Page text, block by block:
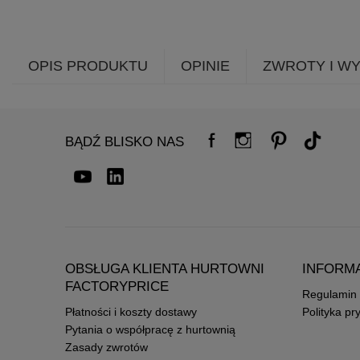
OPIS PRODUKTU OPINIE ZWROTY I
BĄDŹ BLISKO NAS
OBSŁUGA KLIENTA HURTOWNI
FACTORYPRICE
Płatności i koszty dostawy
Pytania o współpracę z hurtownią
Zasady zwrotów
Regulamin
Polityka